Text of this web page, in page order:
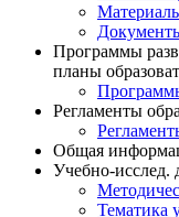
Программы
планы
Регламенты
Общая
Учебно-исслед.
Тематика